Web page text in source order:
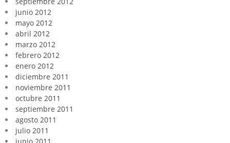
junio 2012
mayo 2012
abril 2012
marzo 2012
febrero 2012
enero 2012
diciembre 2011
noviembre 2011
octubre 2011
septiembre 2011
agosto 2011
julio 2011